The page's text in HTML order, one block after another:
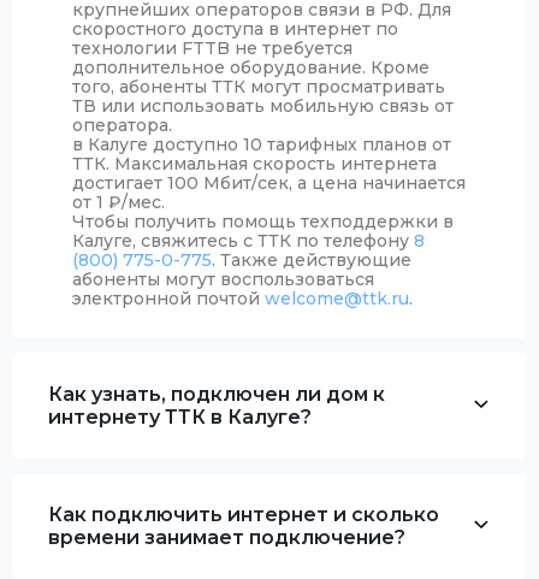
крупнейших операторов связи в РФ. Для
скоростного доступа в интернет по
технологии FTTB не требуется
дополнительное оборудование. Кроме
того, абоненты ТТК могут просматривать
ТВ или использовать мобильную связь от
оператора.
в Калуге доступно 10 тарифных планов от
ТТК. Максимальная скорость интернета
достигает 100 Мбит/сек, а цена начинается
от 1 ₽/мес.
Чтобы получить помощь техподдержки в
Калуге, свяжитесь с ТТК по телефону 8
(800) 775-0-775. Также действующие
абоненты могут воспользоваться
электронной почтой welcome@ttk.ru.
Как узнать, подключен ли дом к
интернету ТТК в Калуге?
Как подключить интернет и сколько
времени занимает подключение?